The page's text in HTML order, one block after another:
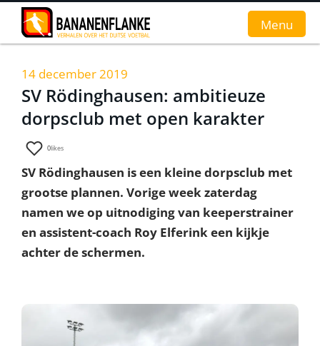
Home
Nieuws
Interviews
Groundhopverhalen
De fans
Achtergrond
Menu
14 december 2019
SV Rödinghausen: ambitieuze
dorpsclub met open karakter
0likes
SV Rödinghausen is een kleine dorpsclub met
grootse plannen. Vorige week zaterdag
namen we op uitnodiging van keeperstrainer
en assistent-coach Roy Elferink een kijkje
achter de schermen.